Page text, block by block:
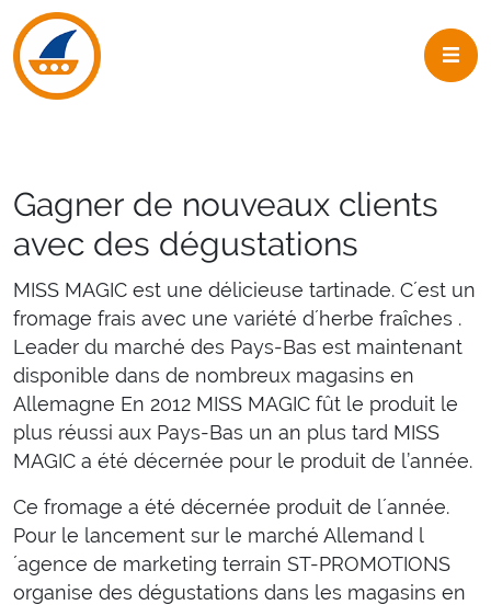
Skip to navigation
Skip to main content
Gagner de nouveaux clients
avec des dégustations
MISS MAGIC est une délicieuse tartinade. C´est un
fromage frais avec une variété d´herbe fraîches .
Leader du marché des Pays-Bas est maintenant
disponible dans de nombreux magasins en
Allemagne En 2012 MISS MAGIC fût le produit le
plus réussi aux Pays-Bas un an plus tard MISS
MAGIC a été décernée pour le produit de l’année.
Ce fromage a été décernée produit de l´année.
Pour le lancement sur le marché Allemand l
´agence de marketing terrain ST-PROMOTIONS
organise des dégustations dans les magasins en